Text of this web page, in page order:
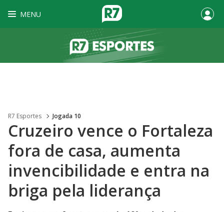
MENU
R7 Esportes Jogada 10
Cruzeiro vence o Fortaleza
fora de casa, aumenta
invencibilidade e entra na
briga pela liderança